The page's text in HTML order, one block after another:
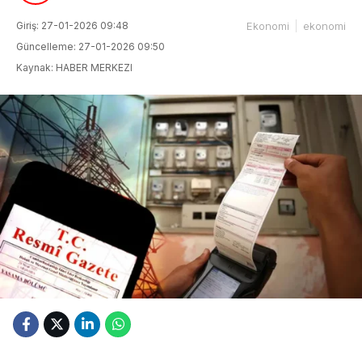
Giriş: 27-01-2026 09:48
Güncelleme: 27-01-2026 09:50
Kaynak: HABER MERKEZI
Ekonomi ekonomi